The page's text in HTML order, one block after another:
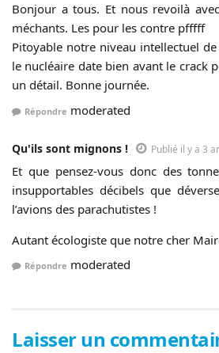
Bonjour a tous. Et nous revoilà
méchants. Les pour les contre pfffff
Pitoyable notre niveau intellectuel
le nucléaire date bien avant le crack
un détail. Bonne journée.
Répondre moderated
Qu'ils sont mignons ! Publié il y a 3
Et que pensez-vous donc des
insupportables décibels que
l’avions des parachutistes !
Autant écologiste que notre cher
Répondre moderated
Laisser un